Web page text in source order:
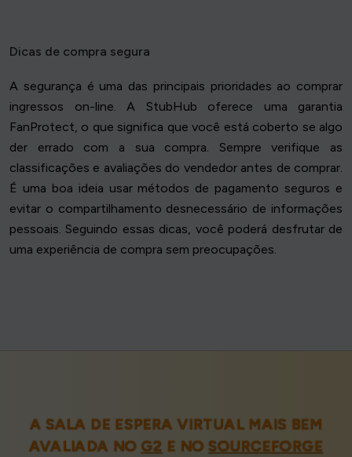
Dicas de compra segura
A segurança é uma das principais prioridades ao comprar
ingressos on-line. A StubHub oferece uma garantia
FanProtect, o que significa que você está coberto se algo
der errado com a sua compra. Sempre verifique as
classificações e avaliações do vendedor antes de comprar.
É uma boa ideia usar métodos de pagamento seguros e
evitar o compartilhamento desnecessário de informações
pessoais. Seguindo essas dicas, você poderá desfrutar de
uma experiência de compra sem preocupações.
A SALA DE ESPERA VIRTUAL MAIS BEM
AVALIADA NO G2 E NO SOURCEFORGE